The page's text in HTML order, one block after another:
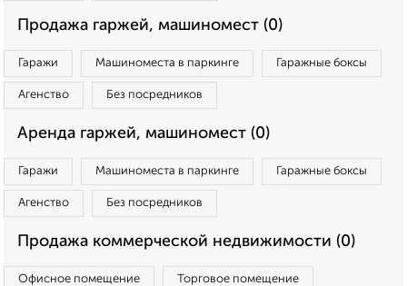
Продажа гаржей, машиномест (0)
Гаражи Машиноместа в паркинге Гаражные боксы
Агенство Без посредников
Аренда гаржей, машиномест (0)
Гаражи Машиноместа в паркинге Гаражные боксы
Агенство Без посредников
Продажа коммерческой недвижимости (0)
Офисное помещение Торговое помещение